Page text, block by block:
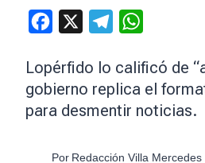
Facebook Telegram
Lopérfido lo calificó de
gobierno replica el
para desmentir noticias.
Por Redacción Villa Mercedes